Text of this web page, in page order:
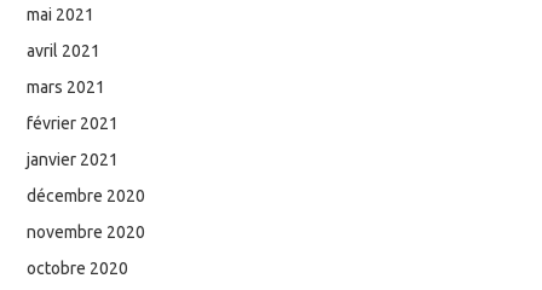
mai 2021
avril 2021
mars 2021
février 2021
janvier 2021
décembre 2020
novembre 2020
octobre 2020